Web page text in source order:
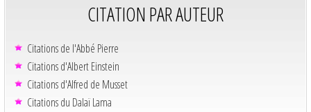
CITATION PAR AUTEUR
Citations de l'Abbé Pierre
Citations d'Albert Einstein
Citations d'Alfred de Musset
Citations du Dalaï Lama